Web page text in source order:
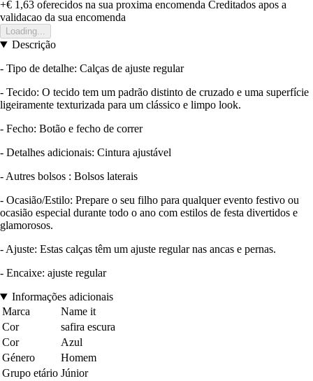
+€ 1,63 oferecidos na sua proxima encomenda Creditados apos a
validacao da sua encomenda
Loading...
Descrição
- Tipo de detalhe: Calças de ajuste regular
- Tecido: O tecido tem um padrão distinto de cruzado e uma superfície
ligeiramente texturizada para um clássico e limpo look.
- Fecho: Botão e fecho de correr
- Detalhes adicionais: Cintura ajustável
- Autres bolsos : Bolsos laterais
- Ocasião/Estilo: Prepare o seu filho para qualquer evento festivo ou
ocasião especial durante todo o ano com estilos de festa divertidos e
glamorosos.
- Ajuste: Estas calças têm um ajuste regular nas ancas e pernas.
- Encaixe: ajuste regular
Informações adicionais
Marca
Name it
Cor
safira escura
Cor
Azul
Género
Homem
Grupo etário Júnior